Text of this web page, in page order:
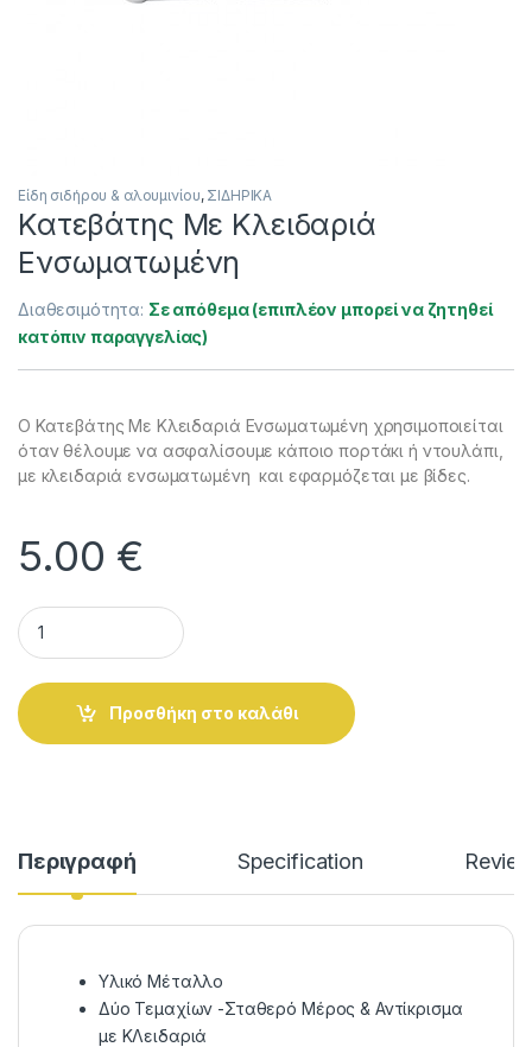
Είδη σιδήρου & αλουμινίου, ΣΙΔΗΡΙΚΑ
Κατεβάτης Με Κλειδαριά
Ενσωματωμένη
Διαθεσιμότητα: Σε απόθεμα (επιπλέον μπορεί να ζητηθεί
κατόπιν παραγγελίας)
Ο Κατεβάτης Με Κλειδαριά Ενσωματωμένη χρησιμοποιείται
όταν θέλουμε να ασφαλίσουμε κάποιο πορτάκι ή ντουλάπι,
με κλειδαριά ενσωματωμένη και εφαρμόζεται με βίδες.
5.00 €
Κατεβάτης Με Κλειδαριά Ενσωματωμένη quantity
Προσθήκη στο καλάθι
Περιγραφή Specification
Υλικό Μέταλλο
Δύο Τεμαχίων -Σταθερό Μέρος & Αντίκρισμα
με ΚΛειδαριά